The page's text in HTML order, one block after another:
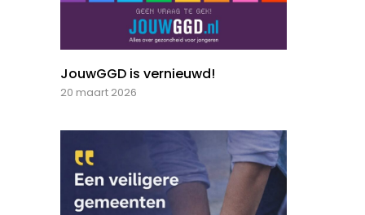
JouwGGD is vernieuwd!
20 maart 2026